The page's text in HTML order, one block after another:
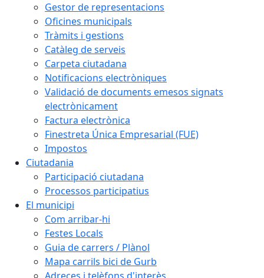
Gestor de representacions
Oficines municipals
Tràmits i gestions
Catàleg de serveis
Carpeta ciutadana
Notificacions electròniques
Validació de documents emesos signats
electrònicament
Factura electrònica
Finestreta Única Empresarial (FUE)
Impostos
Ciutadania
Participació ciutadana
Processos participatius
El municipi
Com arribar-hi
Festes Locals
Guia de carrers / Plànol
Mapa carrils bici de Gurb